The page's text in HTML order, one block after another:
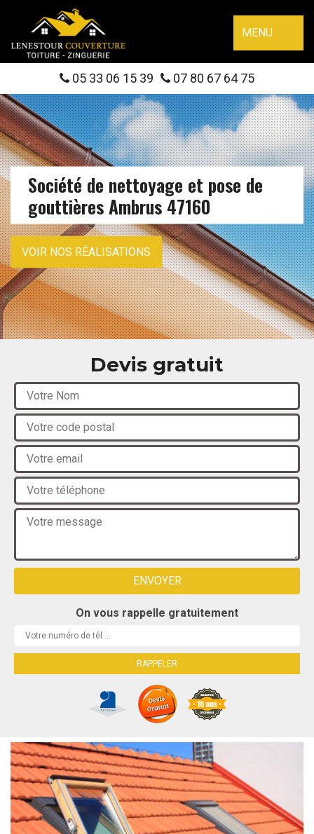
MENU
05 33 06 15 39 07 80 67 64 75
Société de nettoyage et pose de
gouttières Ambrus 47160
VOIR NOS RÉALISATIONS
Devis gratuit
On vous rappelle gratuitement